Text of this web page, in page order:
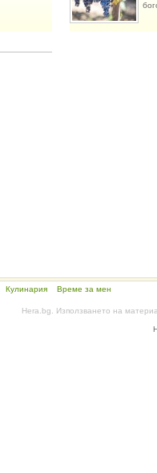
Кулинария Време за мен
Hera.bg. Използването на